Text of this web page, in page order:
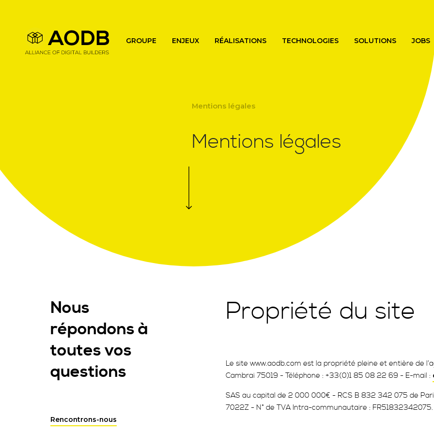
content
GROUPE ENJEUX RÉALISATIONS TECHNOLOGIES SOLUTIONS JOBS
Mentions légales
Mentions légales
Nous
répondons à
toutes vos
questions
Rencontrons-nous
Propriété du site
Le site www.aodb.com est la propriété pleine et entière de
Cambrai 75019 - Téléphone : +33(0)1 85 08 22 69 - E-mail :
SAS au capital de 2 000 000€ - RCS B 832 342 075 de
7022Z - N° de TVA Intra-communautaire : FR51832342075.